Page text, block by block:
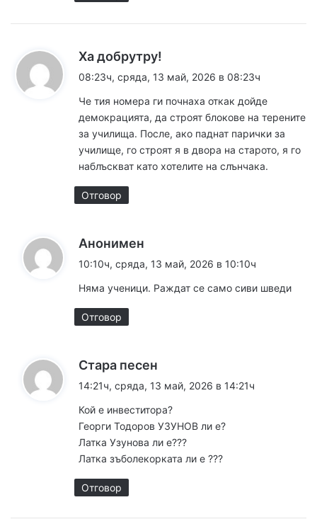
Ха добрутру!
а
а
:
08:23ч, сряда, 13 май, 2026 в 08:23ч
Че тия номера ги почнаха откак дойде
демокрацията, да строят блокове на терените
за училища. После, ако паднат парички за
училище, го строят я в двора на старото, я го
наблъскват като хотелите на слънчака.
Отговор
Анонимен
а
10:10ч, сряда, 13 май, 2026 в 10:10ч
Няма ученици. Раждат се само сиви шведи
Отговор
Стара песен
а
а
:
14:21ч, сряда, 13 май, 2026 в 14:21ч
Кой е инвеститора?
Георги Тодоров УЗУНОВ ли е?
Латка Узунова ли е???
Латка зъболекорката ли е ???
Отговор